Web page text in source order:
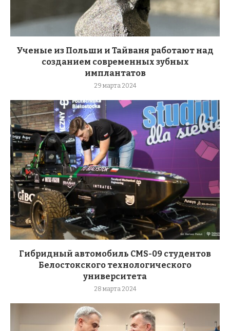
Ученые из Польши и Тайваня работают над
созданием современных зубных
имплантатов
29 марта 2024
Гибридный автомобиль CMS-09 студентов
Белостокского технологического
университета
28 марта 2024